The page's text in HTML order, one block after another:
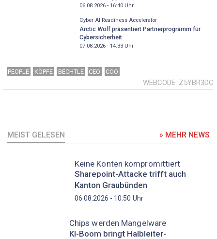
06.08.2026 - 16:40Uhr
Cyber AI Readiness Accelerator
Arctic Wolf präsentiert Partnerprogramm für
Cybersicherheit
07.08.2026 - 14:33Uhr
PEOPLE KÖPFE BECHTLE CEO COO
WEBCODE Z5YBR3DC
MEIST GELESEN » MEHR NEWS
Keine Konten kompromittiert
Sharepoint-Attacke trifft auch
Kanton Graubünden
06.08.2026 - 10:50 Uhr
Chips werden Mangelware
KI-Boom bringt Halbleiter-